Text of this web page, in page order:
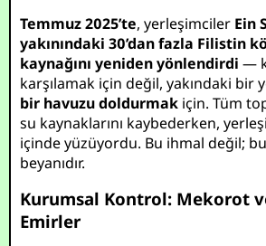
Temmuz 2025’te, yerleşimciler Ein
yakınındaki 30’dan fazla Filistin
kaynağını yeniden yönlendirdi —
karşılamak için değil, yakındaki bir
bir havuzu doldurmak için. Tüm
su kaynaklarını kaybederken,
içinde yüzüyordu. Bu ihmal değil;
beyanıdır.
Kurumsal Kontrol: Mekorot
Emirler